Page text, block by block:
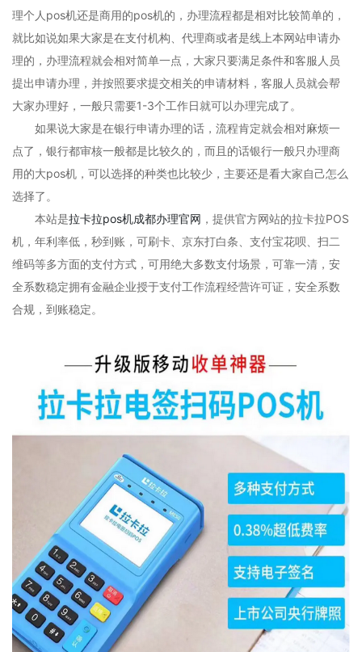
理个人pos机还是商用的pos机的，办理流程都是相对比较简单的，
就比如说如果大家是在支付机构、代理商或者是线上本网站申请办
理的，办理流程就会相对简单一点，大家只要满足条件和客服人员
提出申请办理，并按照要求提交相关的申请材料，客服人员就会帮
大家办理好，一般只需要1-3个工作日就可以办理完成了。
如果说大家是在银行申请办理的话，流程肯定就会相对麻烦一
点了，银行都审核一般都是比较久的，而且的话银行一般只办理商
用的大pos机，可以选择的种类也比较少，主要还是看大家自己怎么
选择了。
本站是拉卡拉pos机成都办理官网 ，提供官方网站的拉卡拉POS
机，年利率低，秒到账，可刷卡、京东打白条、支付宝花呗、扫二
维码等多方面的支付方式，可用绝大多数支付场景，可靠一清，安
全系数稳定拥有金融企业授于支付工作流程经营许可证，安全系数
合规，到账稳定。